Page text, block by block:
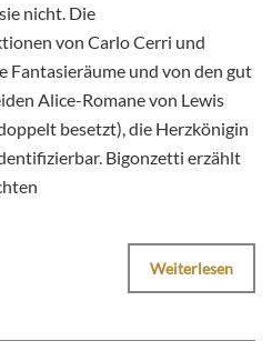
nicht. Die
von Carlo Cerri und
Fantasieräume und von den gut
Alice-Romane von Lewis
besetzt), die Herzkönigin
Bigonzetti erzählt
Weiterlesen